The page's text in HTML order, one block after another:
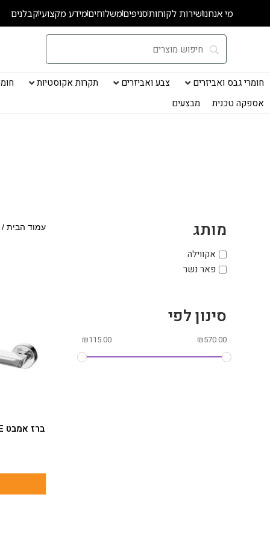
מי אנחנושירות לקוחותסניפיםמשלוחיםמידע מקצועיקבלנים
חומרי גבס ואביזרים צבע ואביזרים תקרות אקוסטיות
אספקה טכנית
מבצעים
מותג
אקווילה
פאר נשר
סינון לפי
₪115.00 ₪570.00
עמוד הבית /